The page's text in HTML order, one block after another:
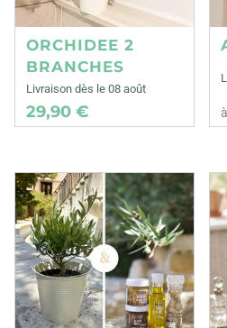
ORCHIDEE 2
BRANCHES
Livraison dès le 08 août
29,90 €